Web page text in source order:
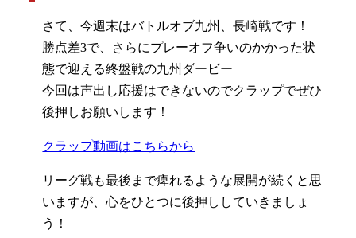
さて、今週末はバトルオブ九州、長崎戦です！
勝点差3で、さらにプレーオフ争いのかかった状
態で迎える終盤戦の九州ダービー
今回は声出し応援はできないのでクラップでぜひ
後押しお願いします！
クラップ動画はこちらから
リーグ戦も最後まで痺れるような展開が続くと思
いますが、心をひとつに後押ししていきましょ
う！